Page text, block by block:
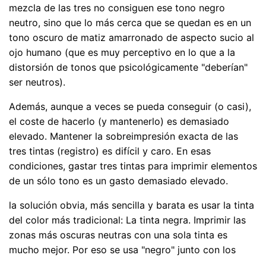
mezcla de las tres no consiguen ese tono negro
neutro, sino que lo más cerca que se quedan es en un
tono oscuro de matiz amarronado de aspecto sucio al
ojo humano (que es muy perceptivo en lo que a la
distorsión de tonos que psicológicamente "deberían"
ser neutros).
Además, aunque a veces se pueda conseguir (o casi),
el coste de hacerlo (y mantenerlo) es demasiado
elevado. Mantener la sobreimpresión exacta de las
tres tintas (registro) es difícil y caro. En esas
condiciones, gastar tres tintas para imprimir elementos
de un sólo tono es un gasto demasiado elevado.
la solución obvia, más sencilla y barata es usar la tinta
del color más tradicional: La tinta negra. Imprimir las
zonas más oscuras neutras con una sola tinta es
mucho mejor. Por eso se usa "negro" junto con los